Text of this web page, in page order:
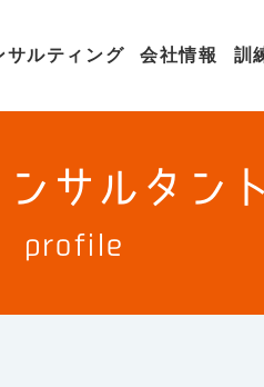
サルティング 会社情報 訓
サルタン
profile